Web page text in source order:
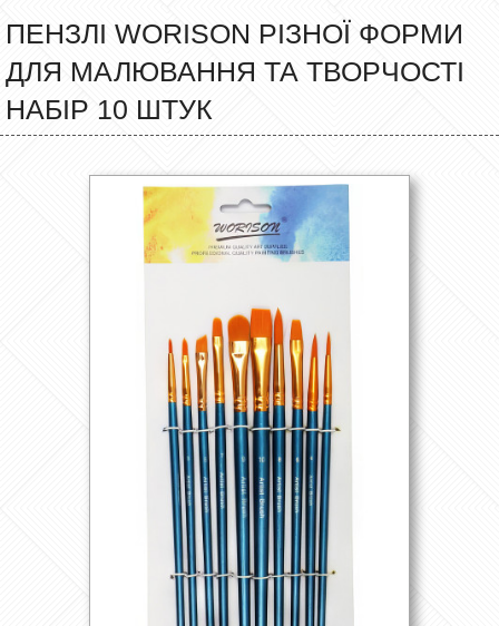
ПЕНЗЛІ WORISON РІЗНОЇ ФОРМИ
ДЛЯ МАЛЮВАННЯ ТА ТВОРЧОСТІ
НАБІР 10 ШТУК